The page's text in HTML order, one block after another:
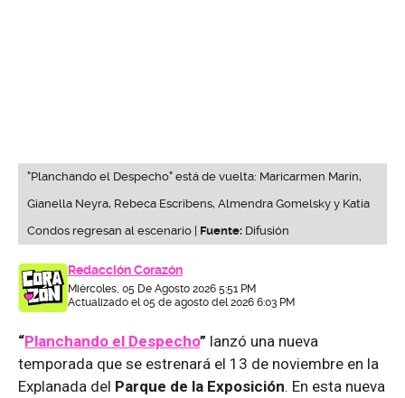
"Planchando el Despecho" está de vuelta: Maricarmen Marín,
Gianella Neyra, Rebeca Escribens, Almendra Gomelsky y Katia
Condos regresan al escenario | Fuente: Difusión
Redacción Corazón
Miércoles, 05 De Agosto 2026 5:51 PM
Actualizado el 05 de agosto del 2026 6:03 PM
“Planchando el Despecho” lanzó una nueva
temporada que se estrenará el 13 de noviembre en la
Explanada del Parque de la Exposición. En esta nueva